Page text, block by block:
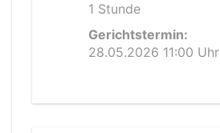
1 Stunde
Gerichtstermin:
28.05.2026 11:00 Uhr